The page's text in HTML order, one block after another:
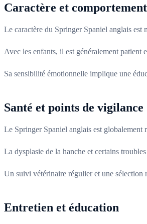
Caractère et comportement
Le caractère du Springer Spaniel anglais est
Avec les enfants, il est généralement patient
Sa sensibilité émotionnelle implique une
Santé et points de vigilance
Le Springer Spaniel anglais est globalement
La dysplasie de la hanche et certains
Un suivi vétérinaire régulier et une sélection
Entretien et éducation